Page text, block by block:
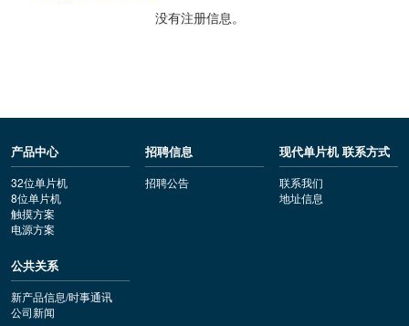
没有注册信息。
产品中心
32位单片机
8位单片机
触摸方案
电源方案
招聘信息
招聘公告
现代单片机 联系方式
联系我们
地址信息
公共关系
新产品信息/时事通讯
公司新闻